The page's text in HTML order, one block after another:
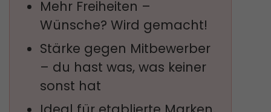
Mehr Freiheiten –
Wünsche? Wird gemacht!
Stärke gegen Mitbewerber
– du hast was, was keiner
sonst hat